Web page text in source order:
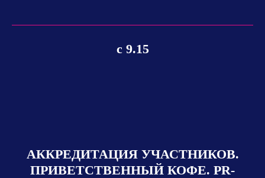
с 9.15
АККРЕДИТАЦИЯ УЧАСТНИКОВ.
ПРИВЕТСТВЕННЫЙ КОФЕ. PR-